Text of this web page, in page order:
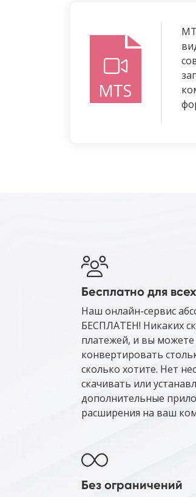
Бесплатно для всех
Наш онлайн-сервис
БЕСПЛАТЕН! Никаких
платежей, и вы можете
конвертировать
сколько хотите. Нет
скачивать или
дополнительные
расширения на ваш
Без ограничений